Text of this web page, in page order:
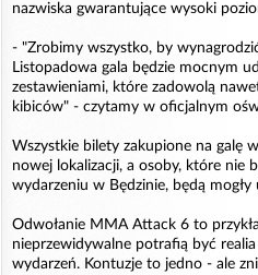
nazwiska gwarantujące wysoki
- "Zrobimy wszystko, by
Listopadowa gala będzie mocnym
zestawieniami, które zadowolą
kibiców" - czytamy w oficjalnym
Wszystkie bilety zakupione na galę
nowej lokalizacji, a osoby, które nie
wydarzeniu w Będzinie, będą
Odwołanie MMA Attack 6 to
nieprzewidywalne potrafią być
wydarzeń. Kontuzje to jedno - ale